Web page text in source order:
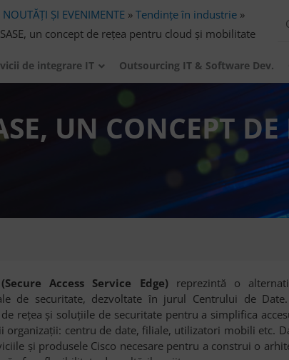
NOUTĂȚI ȘI EVENIMENTE» Tendințe în industrie»
un concept de reţea pentru cloud şi mobilitate
de integrare IT Outsourcing IT & Software Dev.
UN CONCEPT
Access Service Edge)reprezintă o
de securitate, dezvoltate în jurul Centrului de Date.
reţea şi soluțiile de securitate pentru a simplifica
organizaţii: centru de date, filiale, utilizatori mobili etc.
şi produsele Cisco necesare pentru a construi o